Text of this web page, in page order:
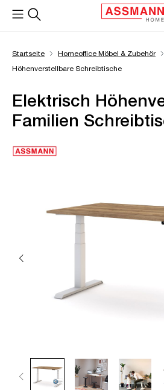
springen
Startseite Homeoffice Möbel & Zubehör
Höhenverstellbare Schreibtische
Elektrisch
Familien